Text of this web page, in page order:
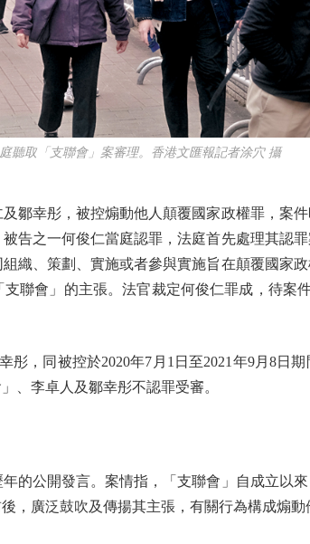
聽取「支聯會」案審理。香港文匯報記者涂穴 攝
幸彤，被控煽動他人顛覆國家政權罪，案件
告之一何俊仁當庭認罪，法庭首先處理其認
織、策劃、實施或者參與實施旨在顛覆國家
聯會」的主張。法官裁定何俊仁罪成，待案
，同被控於2020年7月1日至2021年9月8日
、李卓人及鄒幸彤不認罪受審。
公開發言。案情指，「支聯會」自成立以來
，廣泛鼓吹及傳揚其主張，有關行為構成煽動